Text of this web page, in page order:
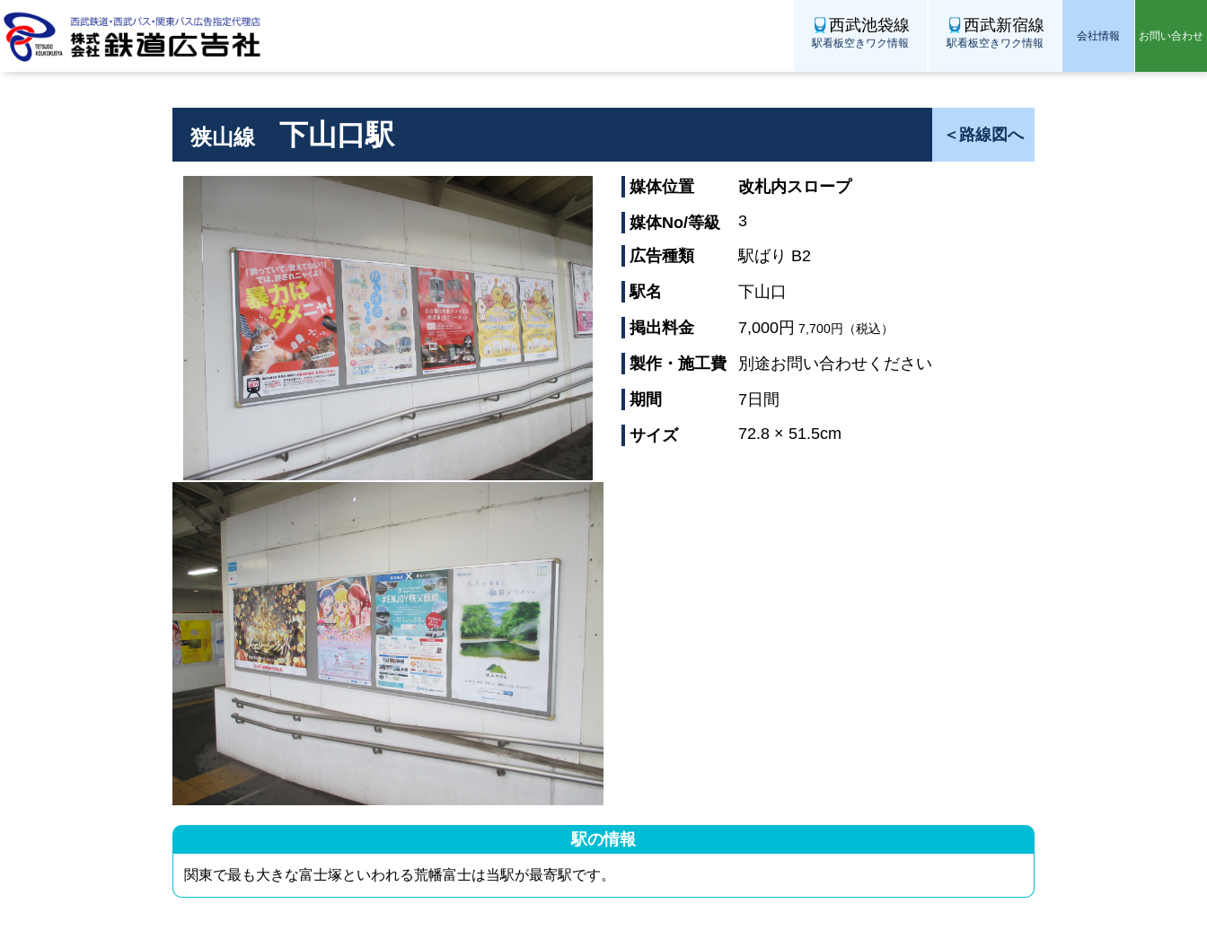
会社情報 お問い合わせ
西武池袋線
駅看板空きワク情報
西武新宿線
駅看板空きワク情報
狭山線 下山口駅 ＜路線図へ
媒体位置
改札内スロープ
媒体No/等級
3
広告種類
駅ばり B2
駅名
下山口
掲出料金
7,000円 7,700円（税込）
製作・施工費
別途お問い合わせください
期間
7日間
サイズ
72.8 × 51.5cm
駅の情報
関東で最も大きな富士塚といわれる荒幡富士は当駅が最寄駅です。